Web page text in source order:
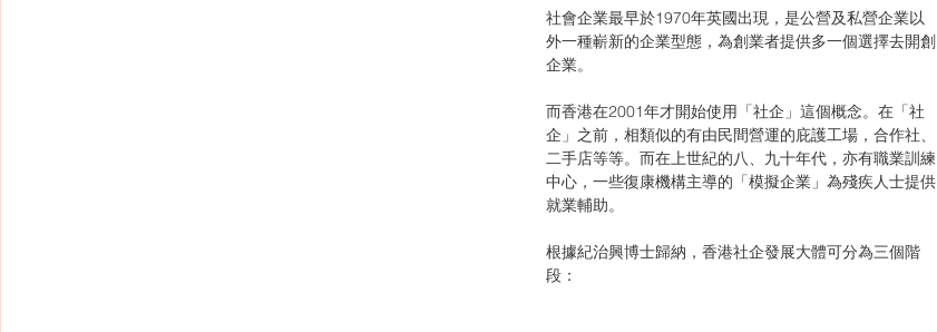
社會企業最早於1970年英國出現，是公營及私營企業以
外一種嶄新的企業型態，為創業者提供多一個選擇去開創
企業。
而香港在2001年才開始使用「社企」這個概念。在「社
企」之前，相類似的有由民間營運的庇護工場，合作社、
二手店等等。而在上世紀的八、九十年代，亦有職業訓練
中心，一些復康機構主導的「模擬企業」為殘疾人士提供
就業輔助。
根據紀治興博士歸納，香港社企發展大體可分為三個階
段：